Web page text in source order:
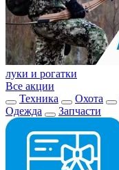
луки и рогатки
Все акции
Техника
Охота
Одежда
Запчасти